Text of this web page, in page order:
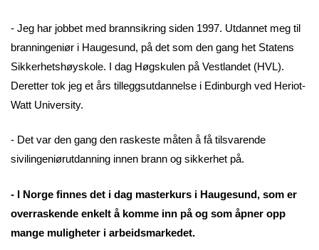
- Jeg har jobbet med brannsikring siden 1997. Utdannet meg til
branningeniør i Haugesund, på det som den gang het Statens
Sikkerhetshøyskole. I dag Høgskulen på Vestlandet (HVL).
Deretter tok jeg et års tilleggsutdannelse i Edinburgh ved Heriot-
Watt University.
- Det var den gang den raskeste måten å få tilsvarende
sivilingeniørutdanning innen brann og sikkerhet på.
- I Norge finnes det i dag masterkurs i Haugesund, som er
overraskende enkelt å komme inn på og som åpner opp
mange muligheter i arbeidsmarkedet.